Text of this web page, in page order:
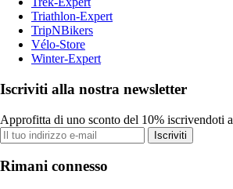
Triathlon-Expert
TripNBikers
Vélo-Store
Winter-Expert
Iscriviti alla nostra newsletter
Approfitta di uno sconto del 10% iscrivendoti
Iscriviti
Rimani connesso